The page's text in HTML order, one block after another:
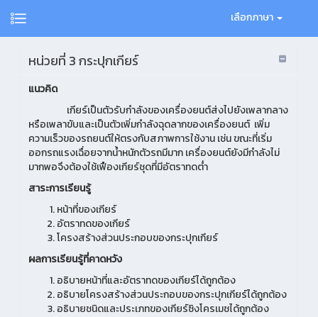
เลือกภาษา
หน่วยที่ 3 กระปุกเกียร์
แนวคิด
เกียร์เป็นตัวรับกำลังของเครื่องยนต์ส่งไปยังเพลากลาง
หรือเพลาขับและเป็นตัวเพิ่มกำลังฉุดลากของเครื่องยนต์ เพิ่ม
ความเร็วของรถยนต์ให้ตรงกับสภาพการใช้งาน เช่น ขณะที่เริ่ม
ออกรถแรงเฉื่อยจากน้ำหนักตัวรถมีมาก เครื่องยนต์ยังมีกำลังไม่
มากพอจึงต้องใช้เฟืองเกียร์ชุดที่มีอัตราทดต่ำ
สาระการเรียนรู้
หน้าที่ของเกียร์
อัตราทดของเกียร์
โครงสร้างส่วนประกอบของกระปุกเกียร์
ผลการเรียนรู้ที่คาดหวัง
อธิบายหน้าที่และอัตราทดของเกียร์ได้ถูกต้อง
อธิบายโครงสร้างส่วนประกอบของกระปุกเกียร์ได้ถูกต้อง
อธิบายชนิดและประเภทของเกียร์ซิงโครเมชได้ถูกต้อง